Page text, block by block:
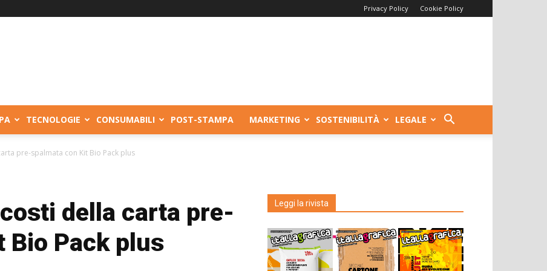
Privacy Policy Cookie Policy
TECNOLOGIE CONSUMABILI POST-STAMPA MARKETING SOSTENIBILITÀ LEGALE
pre-spalmata con Kit Bio Pack plus
della carta pre-
Bio Pack plus
Leggi la rivista